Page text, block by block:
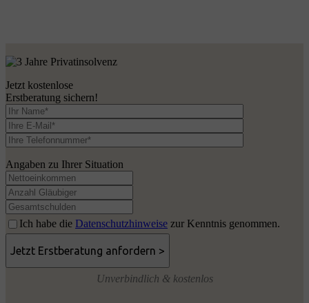
Jetzt kostenlose
Erstberatung sichern!
Angaben zu Ihrer Situation
Ich habe die Datenschutzhinweise zur Kenntnis genommen.
Unverbindlich & kostenlos